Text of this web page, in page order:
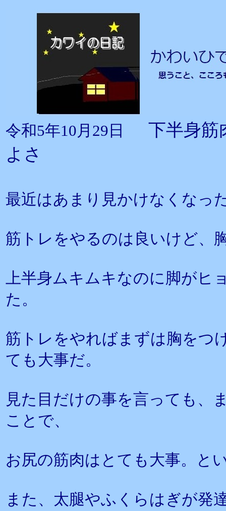
令和5年10月29日
下半身
よさ
最近はあまり見かけなくなっ
筋トレをやるのは良いけど、
上半身ムキムキなのに脚がヒ
た。
筋トレをやればまずは胸をつ
ても大事だ。
見た目だけの事を言っても
ことで、
お尻の筋肉はとても大事。と
また、太腿やふくらはぎが発